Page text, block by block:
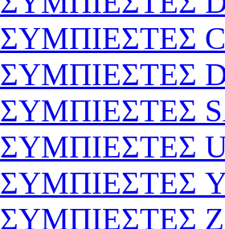
ΣΥΜΠΙΕΣΤΕΣ
ΣΥΜΠΙΕΣΤΕΣ
ΣΥΜΠΙΕΣΤΕΣ
ΣΥΜΠΙΕΣΤΕΣ
ΣΥΜΠΙΕΣΤΕΣ
ΣΥΜΠΙΕΣΤΕΣ